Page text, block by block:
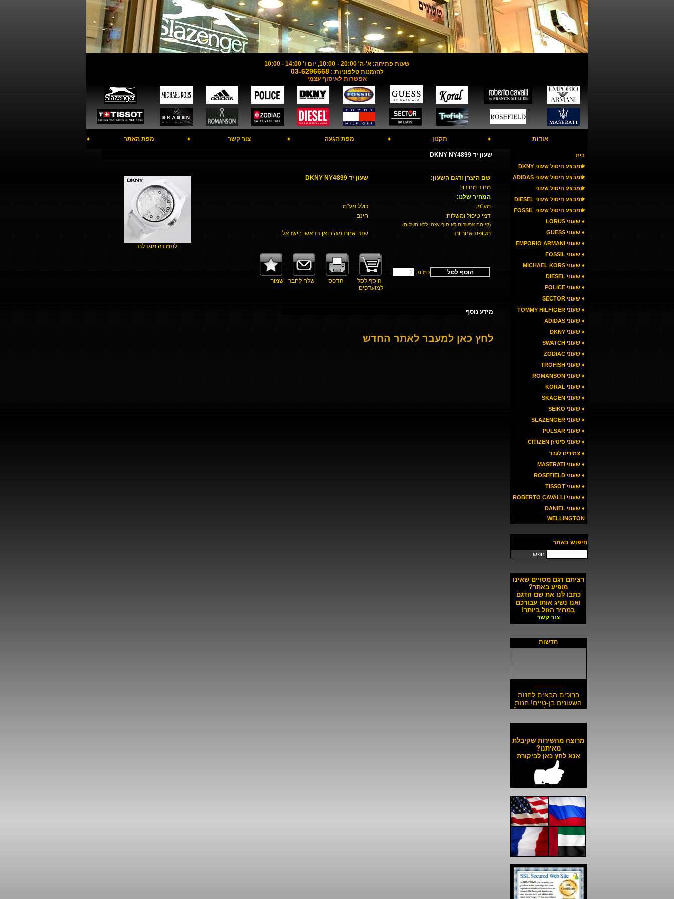
שעות פתיחה: א'-ה' 20:00 - 10:00, יום ו' 14:00 - 10:00
להזמנות טלפוניות :03-6296668
אפשרות לאיסוף עצמי
אודות ♦ תקנון ♦ מפת הגעה ♦ צור קשר ♦ מפת האתר ♦
בית
✬מבצע חיסול שעוני DKNY
✬מבצע חיסול שעוני ADIDAS
✬מבצע חיסול שעוני
ARMANI
✬מבצע חיסול שעוני DIESEL
✬מבצע חיסול שעוני FOSSIL
♦ שעוני LORUS
♦ שעוני GUESS
♦ שעוני EMPORIO ARMANI
♦ שעוני FOSSIL
♦ שעוני MICHAEL KORS
♦ שעוני DIESEL
♦ שעוני POLICE
♦ שעוני SECTOR
♦ שעוני TOMMY HILFIGER
♦ שעוני ADIDAS
♦ שעוני DKNY
♦ שעוני SWATCH
♦ שעוני ZODIAC
♦ שעוני TROFISH
♦ שעוני ROMANSON
♦ שעוני KORAL
♦ שעוני SKAGEN
♦ שעוני SEIKO
♦ שעוני SLAZENGER
♦ שעוני PULSAR
♦ שעוני סיטיזן CITIZEN
♦ צמידים לגבר
♦ שעוני MASERATI
♦ שעוני ROSEFIELD
♦ שעוני TISSOT
♦ שעוני ROBERTO CAVALLI
♦ שעוני DANIEL
WELLINGTON
חיפוש באתר
חפש
רציתם דגם מסויים שאינו
מופיע באתר?
כתבו לנו את שם הדגם
ואנו נשיג אותו עבורכם
במחיר הזול ביותר!
צור קשר
חדשות
_______
ברוכים הבאים לחנות
השעונים בן-טיים! חנות
השעונים הזולה בישראל!
באתר ולכל חלקי הארץ!
__________________
כל השעונים באתר עד 6
תשלומים ללא ריבית!
__________________
האתר מאובטח בהצפנת
SSL מתקדמת
מרוצה מהשירות שקיבלת
מאיתנו?
אנא לחץ כאן לביקורת
שעון יד DKNY NY4899
שם היצרן ודגם השעון:
שעון יד DKNY NY4899
מחיר מחירון:
המחיר שלנו:
מע"מ:
כולל מע"מ
דמי טיפול ומשלוח:
חינם
(קיימת אפשרות לאיסוף עצמי ללא תשלום)
תקופת אחריות: שנה אחת מהיבואן הראשי בישראל
הוסף לסל
כמות:
הוסף לסל
הדפס שלח לחבר שמור
למועדפים
לתמונה מוגדלת
מידע נוסף
לחץ כאן למעבר לאתר החדש